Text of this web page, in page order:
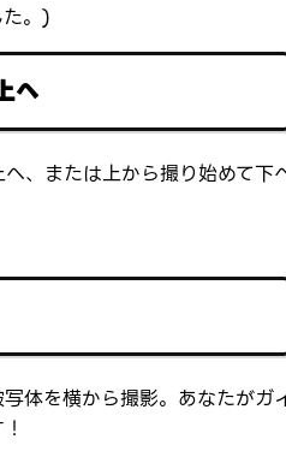
。)
へ
、または上から撮り始めて下
体を横から撮影。あなたがガ